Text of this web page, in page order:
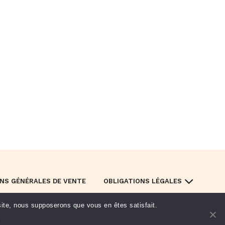
GÉNÉRALES DE VENTE OBLIGATIONS LÉGALES
nous supposerons que vous en êtes satisfait.